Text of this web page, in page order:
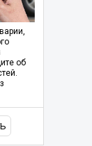
об